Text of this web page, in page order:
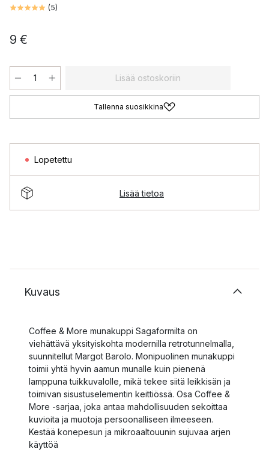
(5)
9 €
Lisää ostoskoriin
Tallenna suosikkina
Lopetettu
Lisää tietoa
Kuvaus
Coffee & More munakuppi Sagaformilta on
viehättävä yksityiskohta modernilla retrotunnelmalla,
suunnitellut Margot Barolo. Monipuolinen munakuppi
toimii yhtä hyvin aamun munalle kuin pienenä
lamppuna tuikkuvalolle, mikä tekee siitä leikkisän ja
toimivan sisustuselementin keittiössä. Osa Coffee &
More -sarjaa, joka antaa mahdollisuuden sekoittaa
kuvioita ja muotoja persoonalliseen ilmeeseen.
Kestää konepesun ja mikroaaltouunin sujuvaa arjen
käyttöä